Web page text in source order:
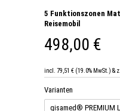
5 Funktionszonen
Reisemobil
498,00 €
incl. 79,51 € (19.0% MwSt.) &
Varianten